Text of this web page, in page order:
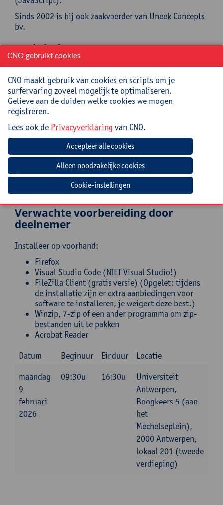
Sinds 2002 is hij ook zaakvoerder van Uneek Concepts
bv.
Praktisch
Cursuscode:25/INF/044A
Syllabus en lunch inbegrepen
Jouw bijdrage: 132 EUR.
Inlichtingen bij: Miet Oost, 03 265 29 79,
miet.oost@uantwerpen.be
Mee te brengen door cursist
Opgeladen laptop (Windows/MacOS)
Verwachte voorbereiding door
deelnemer
Installeer op voorhand:
Firefox
Visual Studio Code (NIET Visual Studio!)
FileZilla Client (gratis versie) (Opgelet: tijdens
de installatie zijn er extra aanbiedingen voor
software te installeren, je weigert deze best.)
Winzip, 7-zip of een ander programma om zip-
bestanden uit te pakken
Acrobat Reader
Datum
Beginuur Einduur
Locatie
maandag
9
februari
2026
09:30u 16:30u
Universiteit
Antwerpen,
Boogkeers 5 (aan
het
Mechelseplein),
2000 Antwerpen,
lokaal 201 (tweede
verdieping)
CNO gebruikt cookies
CNO maakt gebruik van cookies en scripts om je
surfervaring zoveel mogelijk te optimaliseren.
Gelieve aan de duiden welke cookies we mogen
registreren.
Lees ook de Privacyverklaring van CNO.
Cookie-instellingen